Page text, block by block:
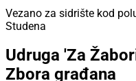
Vezano za sidrište kod
Studena
Udruga 'Za
Zbora građana